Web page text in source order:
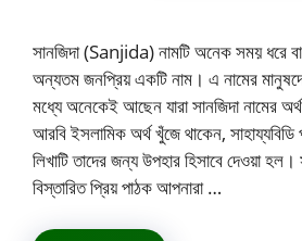
সানজিদা (Sanjida) নামটি অনেক সময় ধরে
অন্যতম জনপ্রিয় একটি নাম। এ নামের
মধ্যে অনেকেই আছেন যারা সানজিদা নামের
আরবি ইসলামিক অর্থ খুঁজে থাকেন,
লিখাটি তাদের জন্য উপহার হিসাবে দেওয়া হল।
বিস্তারিত প্রিয় পাঠক আপনারা …